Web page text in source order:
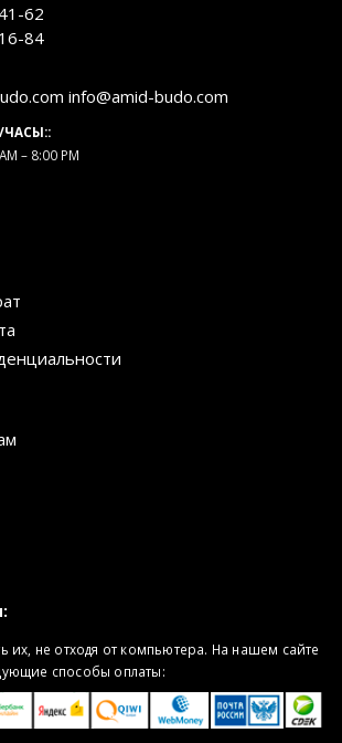
62
84
info@amid-budo.com
ЧАСЫ::
– 8:00 PM
их, не отходя от компьютера. На нашем сайте
способы оплаты: